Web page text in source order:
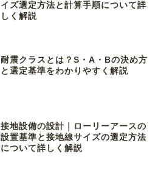
イズ選定方法と計算手順について詳
しく解説
耐震クラスとは？S・A・Bの決め方
と選定基準をわかりやすく解説
接地設備の設計｜ローリーアースの
設置基準と接地線サイズの選定方法
について詳しく解説